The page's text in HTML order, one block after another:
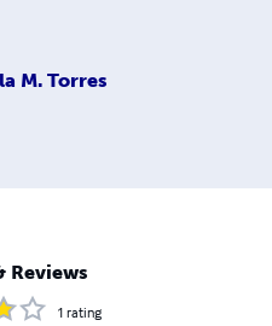
M. Torres
Reviews
1 rating